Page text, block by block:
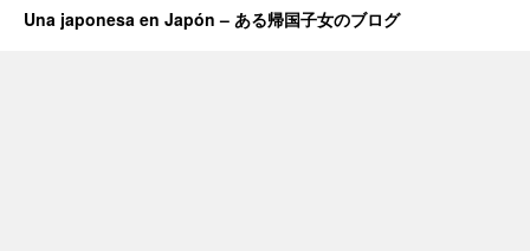
Una japonesa en Japón – ある帰国子女のブログ